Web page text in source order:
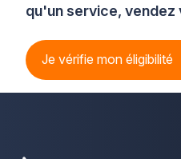
qu'un service,
Je vérifie mon éligibilité